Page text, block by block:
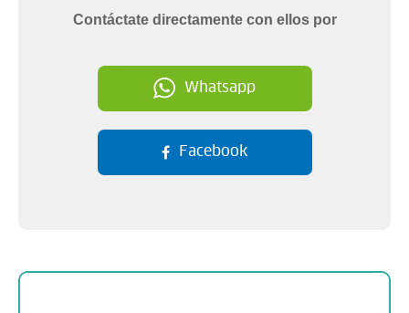
Contáctate directamente con ellos por
Whatsapp
Facebook